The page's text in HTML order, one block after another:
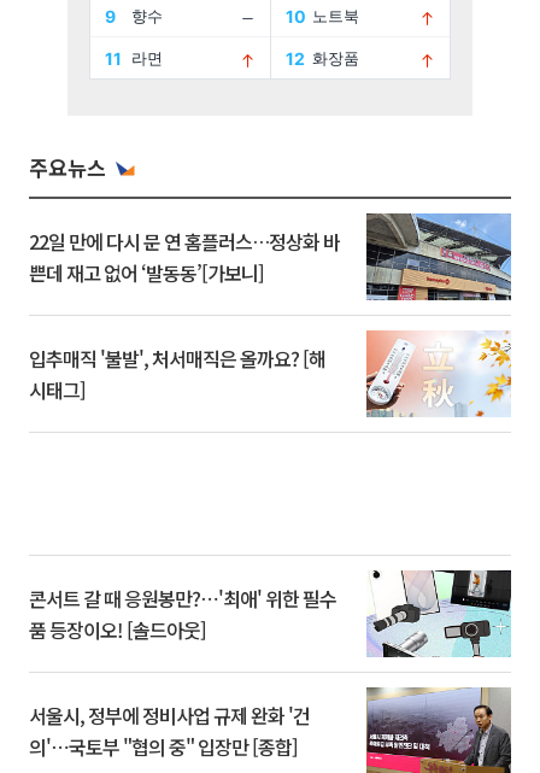
주요뉴스
22일 만에 다시 문 연 홈플러스…정상화 바
쁜데 재고 없어 ‘발동동’[가보니]
입추매직 '불발', 처서매직은 올까요? [해
시태그]
콘서트 갈 때 응원봉만?⋯'최애' 위한 필수
품 등장이오! [솔드아웃]
서울시, 정부에 정비사업 규제 완화 '건
의'⋯국토부 "협의 중" 입장만 [종합]